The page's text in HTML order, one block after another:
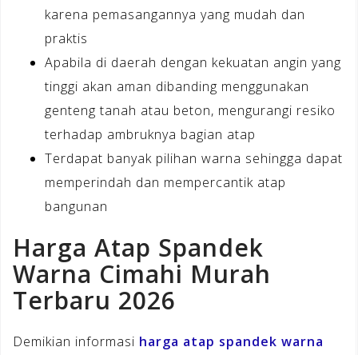
karena pemasangannya yang mudah dan
praktis
Apabila di daerah dengan kekuatan angin yang
tinggi akan aman dibanding menggunakan
genteng tanah atau beton, mengurangi resiko
terhadap ambruknya bagian atap
Terdapat banyak pilihan warna sehingga dapat
memperindah dan mempercantik atap
bangunan
Harga Atap Spandek
Warna Cimahi Murah
Terbaru 2026
Demikian informasi harga atap spandek warna